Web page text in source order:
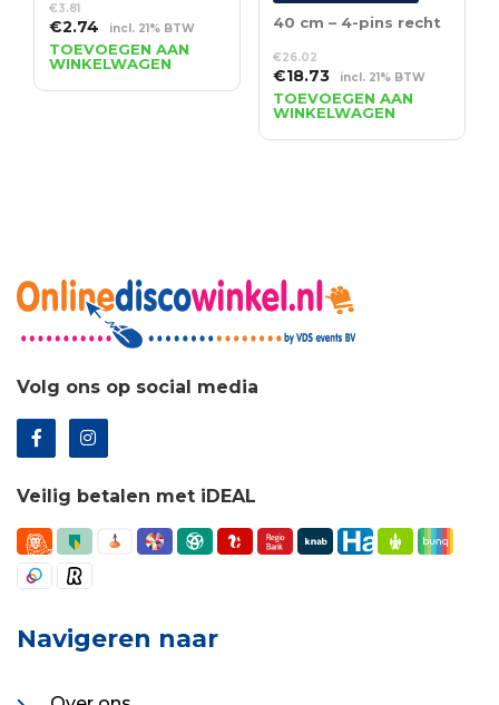
€3.81
Oorspronkelijke
prijs
was:
€3.81.
€2.74Huidige
prijs
is:
€2.74.
incl. 21% BTW
TOEVOEGEN AAN
WINKELWAGEN
40 cm – 4-pins recht
€26.02
Oorspronkelijke
prijs
was:
€26.02.
€18.73Huidige
prijs
is:
€18.73.
incl. 21% BTW
TOEVOEGEN AAN
WINKELWAGEN
Volg ons op social media
Veilig betalen met iDEAL
Navigeren naar